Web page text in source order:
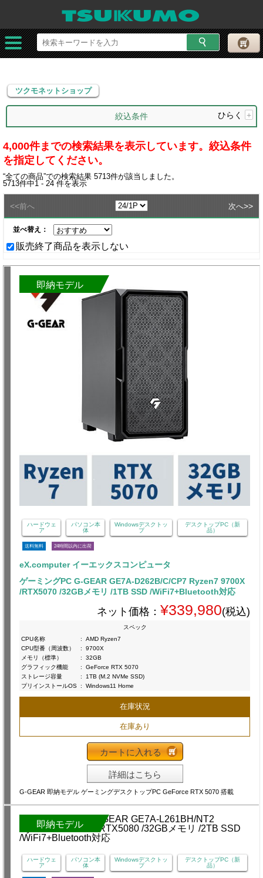
ツクモネットショップ
ツクモネットショップ
絞込条件 ひらく +
4,000件までの検索結果を表示しています。絞込条件
を指定してください。
“全ての商品”での検索結果 5713件が該当しました。
5713件中1 - 24 件を表示
<<前へ 次へ>>
並べ替え：
販売終了商品を表示しない
即納モデル
ハードウェ
ア
パソコン本
体
Windowsデスクトッ
プ
デスクトップPC（新
品）
送料無料 24時間以内に出荷
eX.computer イーエックスコンピュータ
ゲーミングPC G-GEAR GE7A-D262B/C/CP7 Ryzen7 9700X
/RTX5070 /32GBメモリ /1TB SSD /WiFi7+Bluetooth対応
ネット価格： ¥339,980(税込)
スペック
CPU名称
:
AMD Ryzen7
CPU型番（周波数）
:
9700X
メモリ（標準）
:
32GB
グラフィック機能
:
GeForce RTX 5070
ストレージ容量
:
1TB (M.2 NVMe SSD)
プリインストールOS : Windows11 Home
在庫状況
在庫あり
カートに入れる
詳細はこちら
G-GEAR 即納モデル ゲーミングデスクトップPC GeForce RTX 5070 搭載
即納モデル
ハードウェ
ア
パソコン本
体
Windowsデスクトッ
プ
デスクトップPC（新
品）